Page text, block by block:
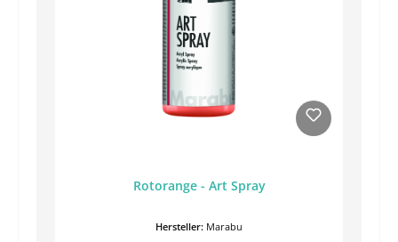
Rotorange - Art Spray
Hersteller: Marabu